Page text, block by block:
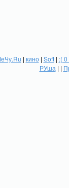
| кино| Soft| :(
РУша | |